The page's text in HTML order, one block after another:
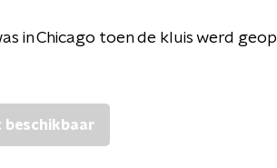
in Chicago toen de kluis werd
beschikbaar